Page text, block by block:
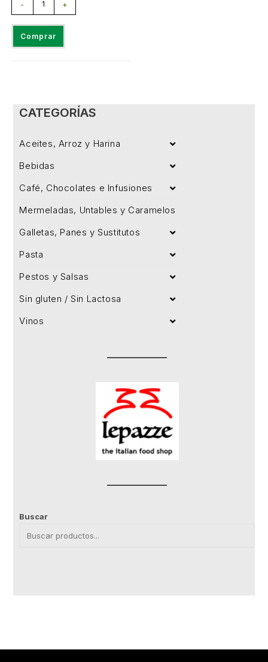
- +
Comprar
CATEGORÍAS
Aceites, Arroz y Harina
Bebidas
Café, Chocolates e Infusiones
Mermeladas, Untables y Caramelos
Galletas, Panes y Sustitutos
Pasta
Pestos y Salsas
Sin gluten / Sin Lactosa
Vinos
Buscar